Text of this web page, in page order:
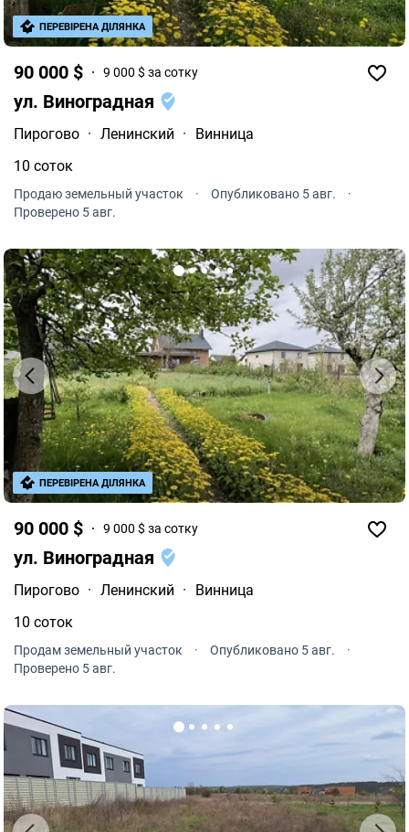
90 000 $ 9 000 $ за сотку
ул. Виноградная
Пирогово · Ленинский ·
Винница
10 соток
Продаю земельный участок · Опубликовано 5 авг.
·
Проверено 5 авг.
ПЕРЕВІРЕНА ДІЛЯНКА
90 000 $ 9 000 $ за сотку
ул. Виноградная
Пирогово · Ленинский ·
Винница
10 соток
Продам земельный участок · Опубликовано 5 авг.
·
Проверено 5 авг.
ПЕРЕВІРЕНА ДІЛЯНКА